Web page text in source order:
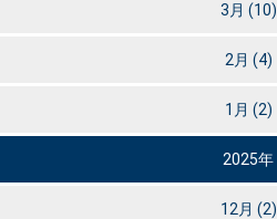
3月 (10)
2月 (4)
1月 (2)
2025年
12月 (2)